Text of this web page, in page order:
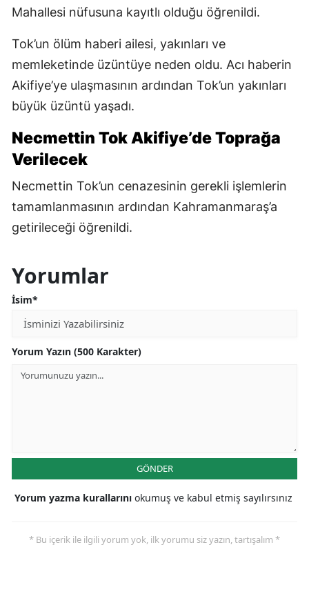
Mahallesi nüfusuna kayıtlı olduğu öğrenildi.
Tok’un ölüm haberi ailesi, yakınları ve
memleketinde üzüntüye neden oldu. Acı haberin
Akifiye’ye ulaşmasının ardından Tok’un yakınları
büyük üzüntü yaşadı.
Necmettin Tok Akifiye’de Toprağa
Verilecek
Necmettin Tok’un cenazesinin gerekli işlemlerin
tamamlanmasının ardından Kahramanmaraş’a
getirileceği öğrenildi.
Yorumlar
İsim*
Yorum Yazın (500 Karakter)
GÖNDER
Yorum yazma kurallarını okumuş ve kabul etmiş sayılırsınız
* Bu içerik ile ilgili yorum yok, ilk yorumu siz yazın, tartışalım *